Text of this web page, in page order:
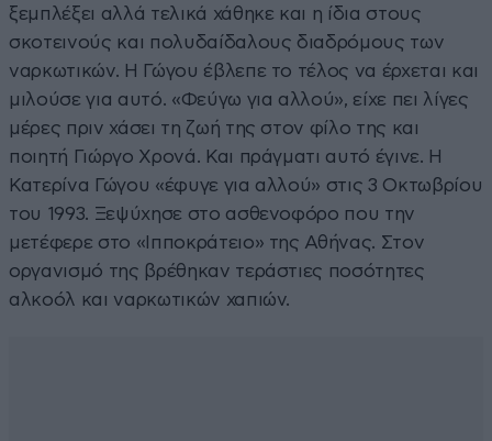
ξεμπλέξει αλλά τελικά χάθηκε και η ίδια στους
σκοτεινούς και πολυδαίδαλους διαδρόμους των
ναρκωτικών. Η Γώγου έβλεπε το τέλος να έρχεται και
μιλούσε για αυτό. «Φεύγω για αλλού», είχε πει λίγες
μέρες πριν χάσει τη ζωή της στον φίλο της και
ποιητή Γιώργο Χρονά. Και πράγματι αυτό έγινε. Η
Κατερίνα Γώγου «έφυγε για αλλού» στις 3 Οκτωβρίου
του 1993. Ξεψύχησε στο ασθενοφόρο που την
μετέφερε στο «Ιπποκράτειο» της Αθήνας. Στον
οργανισμό της βρέθηκαν τεράστιες ποσότητες
αλκοόλ και ναρκωτικών χαπιών.